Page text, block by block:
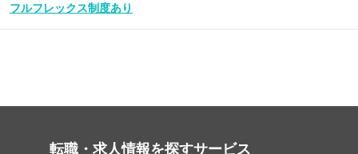
フルフレックス制度あり
転職・求人情報を探すサービス